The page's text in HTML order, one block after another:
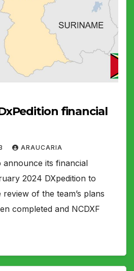
financial
ARAUCARIA
announce its financial
2024 DXpedition to
of the team’s plans
completed and NCDXF